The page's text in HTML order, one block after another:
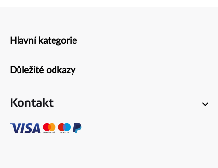
Zápatí
Hlavní kategorie
Důležité odkazy
Kontakt